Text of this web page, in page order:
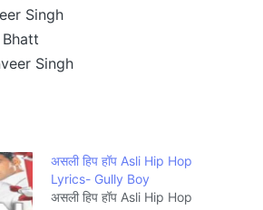
Singh
Singh
असली हिप हॉप Asli Hip Hop
Lyrics- Gully Boy
असली हिप हॉप Asli Hip Hop